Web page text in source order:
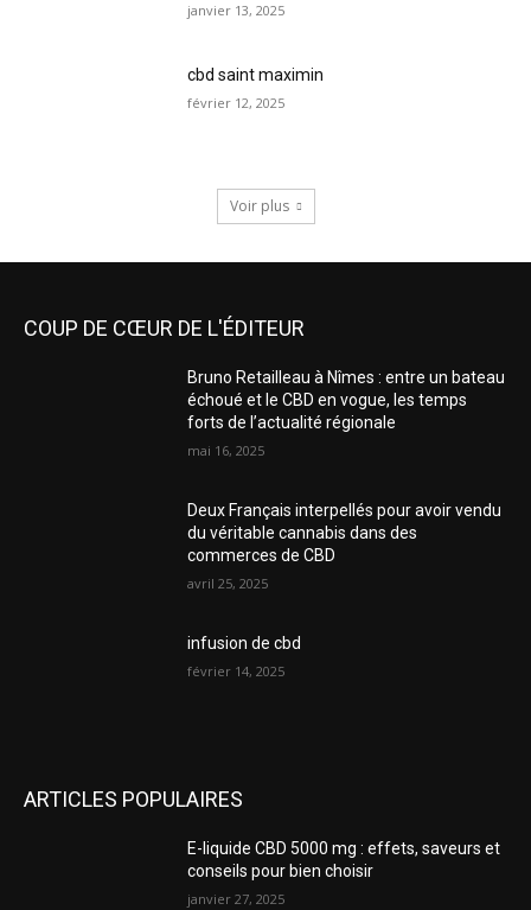
janvier 13, 2025
cbd saint maximin
février 12, 2025
Voir plus
COUP DE CŒUR DE L'ÉDITEUR
Bruno Retailleau à Nîmes : entre un bateau
échoué et le CBD en vogue, les temps
forts de l’actualité régionale
mai 16, 2025
Deux Français interpellés pour avoir vendu
du véritable cannabis dans des
commerces de CBD
avril 25, 2025
infusion de cbd
février 14, 2025
ARTICLES POPULAIRES
E-liquide CBD 5000 mg : effets, saveurs et
conseils pour bien choisir
janvier 27, 2025